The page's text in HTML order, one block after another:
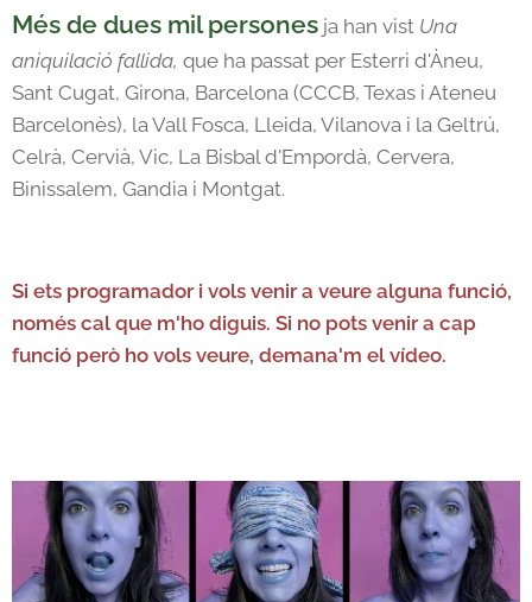
Més de dues mil persones ja han vist Una
aniquilació fallida, que ha passat per Esterri d'Àneu,
Sant Cugat, Girona, Barcelona (CCCB, Texas i Ateneu
Barcelonès), la Vall Fosca, Lleida, Vilanova i la Geltrú,
Celrà, Cervià, Vic, La Bisbal d'Empordà, Cervera,
Binissalem, Gandia i Montgat.
Si ets programador i vols venir a veure alguna funció,
només cal que m'ho diguis. Si no pots venir a cap
funció però ho vols veure, demana'm el vídeo.